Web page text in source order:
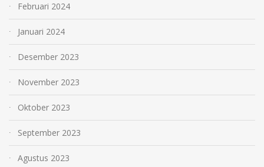
Februari 2024
Januari 2024
Desember 2023
November 2023
Oktober 2023
September 2023
Agustus 2023